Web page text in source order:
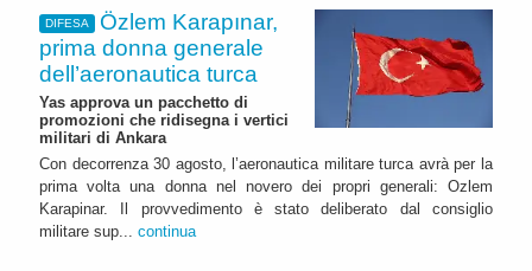
DIFESA
Özlem Karapınar,
prima donna generale
dell’aeronautica turca
Yas approva un pacchetto di
promozioni che ridisegna i vertici
militari di Ankara
Con decorrenza 30 agosto, l’aeronautica militare turca avrà per la
prima volta una donna nel novero dei propri generali: Ozlem
Karapinar. Il provvedimento è stato deliberato dal consiglio
militare sup... continua